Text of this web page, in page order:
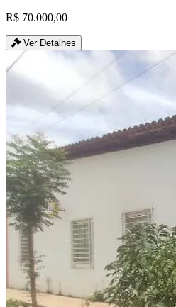
R$ 70.000,00
Ver Detalhes